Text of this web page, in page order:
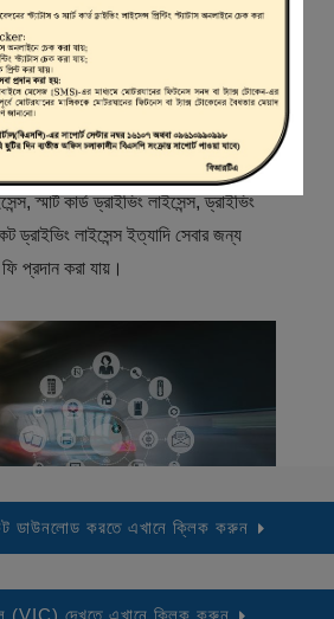
(বিএসপি) বাংলাদেশ রোড ট্রান্সপোর্ট অথরিটি
সেবা প্রদানের মাধ্যম যেখানে ড্রাইভার,
বিক্রেতাদের নিবন্ধিত করা হয় এবং
স্মার্ট কার্ড ড্রাইভিং লাইসেন্স, ড্রাইভিং
ড্রাইভিং লাইসেন্স ইত্যাদি সেবার জন্য
প্রদান করা যায়।
ডাউনলোড করতে এখানে ক্লিক করুন
(VIC) দেখতে এখানে ক্লিক করুন